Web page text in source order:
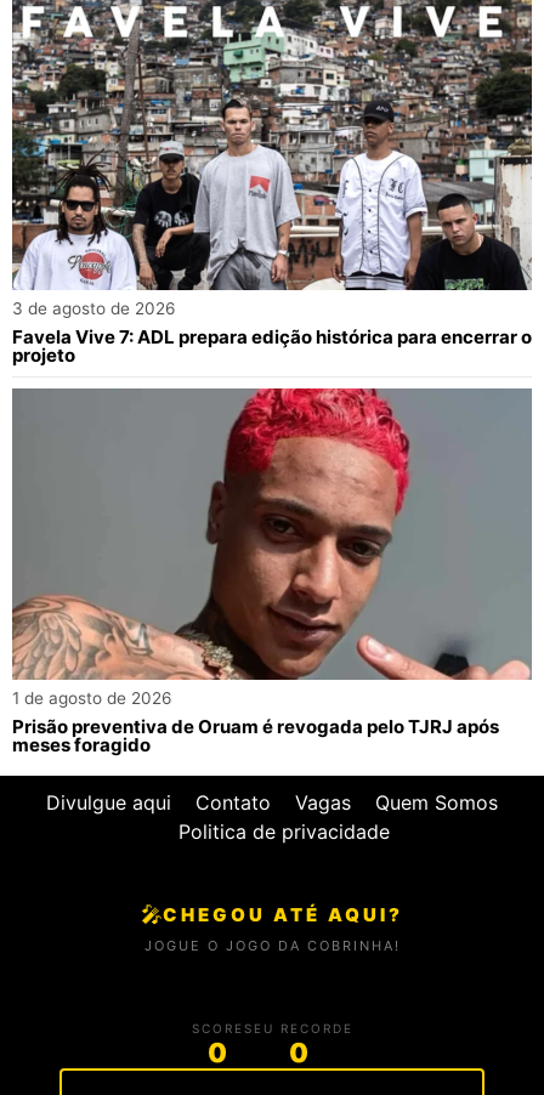
3 de agosto de 2026
Favela Vive 7: ADL prepara edição histórica para encerrar o
projeto
1 de agosto de 2026
Prisão preventiva de Oruam é revogada pelo TJRJ após
meses foragido
Divulgue aqui Contato Vagas
Quem Somos
Politica de privacidade
🎤CHEGOU ATÉ AQUI?
JOGUE O JOGO DA COBRINHA!
SCORE
0
SEU RECORDE
0